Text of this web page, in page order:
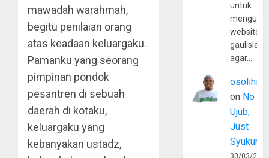
mawadah warahmah,
begitu penilaian orang
atas keadaan keluargaku.
Pamanku yang seorang
pimpinan pondok
pesantren di sebuah
daerah di kotaku,
keluargaku yang
kebanyakan ustadz,
untuk
website
agar…
osolihin
on No
Ujub,
Just
Syukur
30/03/